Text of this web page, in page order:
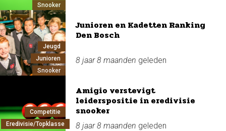
Snooker
Jeugd
Junioren
Snooker
Junioren en Kadetten Ranking
Den Bosch
8 jaar 8 maanden geleden
Competitie
Eredivisie/Topklasse
Amigio verstevigt
leiderspositie in eredivisie
snooker
8 jaar 8 maanden geleden